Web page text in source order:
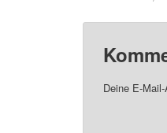
Deine E-